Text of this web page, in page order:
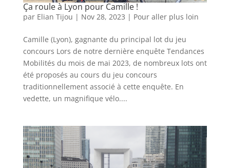
Ça roule à Lyon pour Camille !
par Elian Tijou | Nov 28, 2023 | Pour aller plus loin
Camille (Lyon), gagnante du principal lot du jeu
concours Lors de notre dernière enquête Tendances
Mobilités du mois de mai 2023, de nombreux lots ont
été proposés au cours du jeu concours
traditionnellement associé à cette enquête. En
vedette, un magnifique vélo....